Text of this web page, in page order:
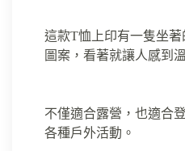
這款T恤上印有一隻坐
圖案，看著就讓人感到
不僅適合露營，也適合
各種戶外活動。